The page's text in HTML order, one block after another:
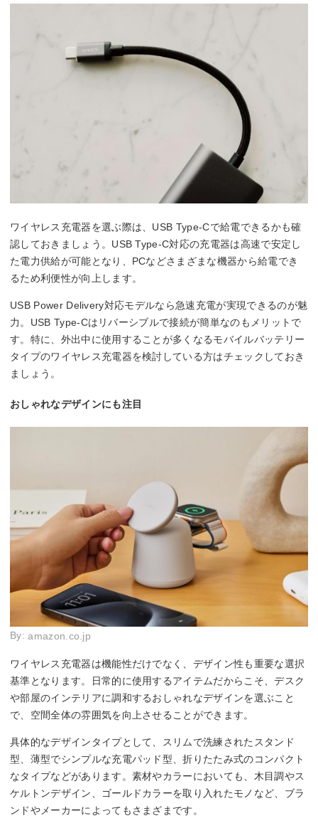
ワイヤレス充電器を選ぶ際は、USB Type-Cで給電できるかも確
認しておきましょう。USB Type-C対応の充電器は高速で安定し
た電力供給が可能となり、PCなどさまざまな機器から給電でき
るため利便性が向上します。
USB Power Delivery対応モデルなら急速充電が実現できるのが魅
力。USB Type-Cはリバーシブルで接続が簡単なのもメリットで
す。特に、外出中に使用することが多くなるモバイルバッテリー
タイプのワイヤレス充電器を検討している方はチェックしておき
ましょう。
おしゃれなデザインにも注目
By:amazon.co.jp
ワイヤレス充電器は機能性だけでなく、デザイン性も重要な選択
基準となります。日常的に使用するアイテムだからこそ、デスク
や部屋のインテリアに調和するおしゃれなデザインを選ぶこと
で、空間全体の雰囲気を向上させることができます。
具体的なデザインタイプとして、スリムで洗練されたスタンド
型、薄型でシンプルな充電パッド型、折りたたみ式のコンパクト
なタイプなどがあります。素材やカラーにおいても、木目調やス
ケルトンデザイン、ゴールドカラーを取り入れたモノなど、ブラ
ンドやメーカーによってもさまざまです。